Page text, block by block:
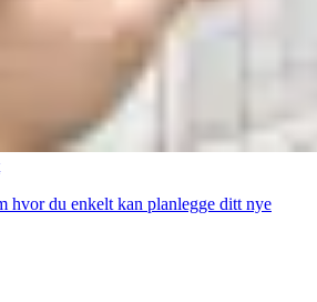
hvor du enkelt kan planlegge ditt nye